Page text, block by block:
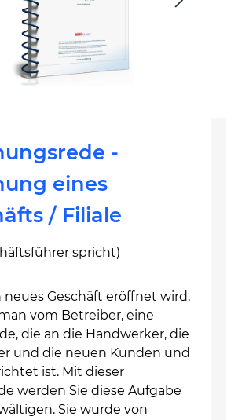
-
eines
/ Filiale
spricht)
neues Geschäft eröffnet wird,
vom Betreiber, eine
die an die Handwerker, die
und die neuen Kunden und
ist. Mit dieser
werden Sie diese Aufgabe
Sie wurde von